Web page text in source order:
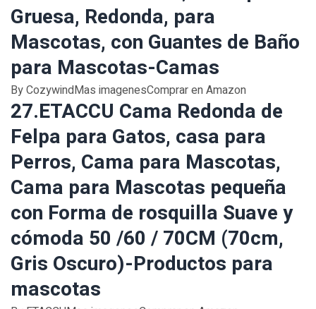
Gruesa, Redonda, para
Mascotas, con Guantes de Baño
para Mascotas-Camas
By CozywindMas imagenesComprar en Amazon
27.ETACCU Cama Redonda de
Felpa para Gatos, casa para
Perros, Cama para Mascotas,
Cama para Mascotas pequeña
con Forma de rosquilla Suave y
cómoda 50 /60 / 70CM (70cm,
Gris Oscuro)-Productos para
mascotas